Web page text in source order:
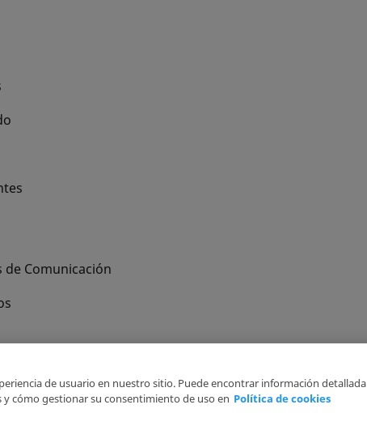
Comunicación
Copyright Ⓒ BME 2026
de usuario en nuestro sitio. Puede encontrar información detallada
y cómo gestionar su consentimiento de uso en Política de cookies